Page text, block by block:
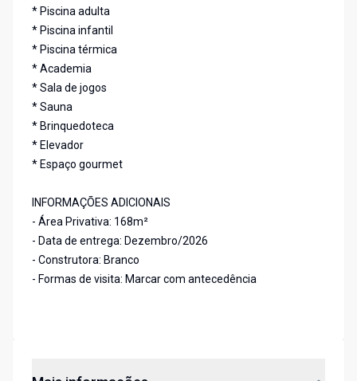
* Piscina adulta
* Piscina infantil
* Piscina térmica
* Academia
* Sala de jogos
* Sauna
* Brinquedoteca
* Elevador
* Espaço gourmet
INFORMAÇÕES ADICIONAIS
- Área Privativa: 168m²
- Data de entrega: Dezembro/2026
- Construtora: Branco
- Formas de visita: Marcar com antecedência